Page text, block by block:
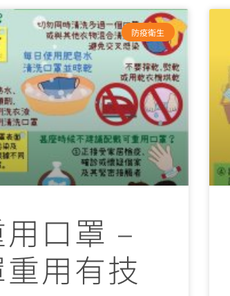
防疫衛生
口罩 –
用有技